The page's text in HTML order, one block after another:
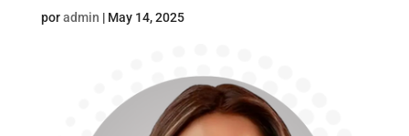
poradmin | May 14, 2025